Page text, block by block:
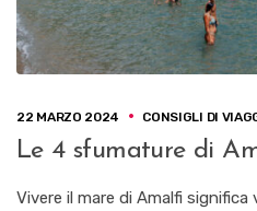
22 MARZO 2024 CONSIGLI DI
Le 4 sfumature di
Vivere il mare di Amalfi significa